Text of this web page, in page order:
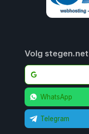
Volg stegen.net
WhatsApp
Telegram